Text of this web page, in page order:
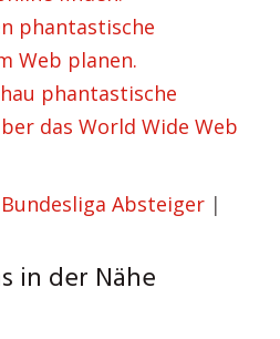
phantastische
Web planen.
phantastische
das World Wide Web
Absteiger |
in der Nähe